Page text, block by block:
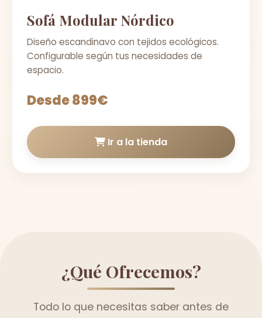
Sofá Modular Nórdico
Diseño escandinavo con tejidos ecológicos.
Configurable según tus necesidades de
espacio.
Desde 899€
Ir a la tienda
¿Qué Ofrecemos?
Todo lo que necesitas saber antes de